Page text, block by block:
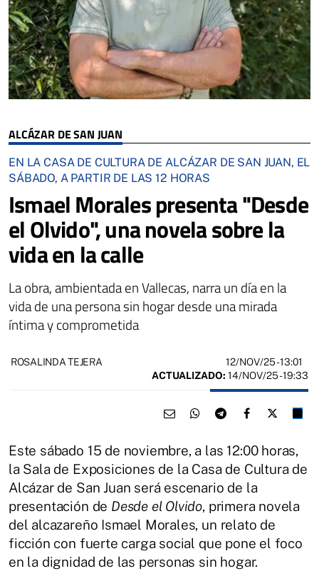
ALCÁZAR DE SAN JUAN
EN LA CASA DE CULTURA DE ALCÁZAR DE SAN JUAN, EL
SÁBADO, A PARTIR DE LAS 12 HORAS
Ismael Morales presenta "Desde
el Olvido", una novela sobre la
vida en la calle
La obra, ambientada en Vallecas, narra un día en la
vida de una persona sin hogar desde una mirada
íntima y comprometida
ROSALINDA TEJERA 12/NOV/25- 13:01
ACTUALIZADO: 14/NOV/25 - 19:33
Este sábado 15 de noviembre, a las 12:00 horas,
la Sala de Exposiciones de la Casa de Cultura de
Alcázar de San Juan será escenario de la
presentación de Desde el Olvido, primera novela
del alcazareño Ismael Morales, un relato de
ficción con fuerte carga social que pone el foco
en la dignidad de las personas sin hogar.